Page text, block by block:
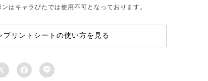
はキャラぴたでは使用不可となっております。
プリントシートの使い方を見る
 